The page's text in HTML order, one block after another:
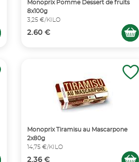
Monoprix Pomme Dessert de fruits
8x100g
3,25 €/KILO
2.60 €
Monoprix Tiramisu au Mascarpone
2x80g
14,75 €/KILO
2.36 €